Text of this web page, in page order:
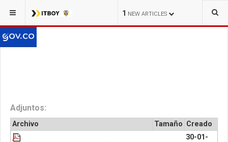
1 NEW ARTICLES
Adjuntos:
Archivo Tamaño Creado
30-01-